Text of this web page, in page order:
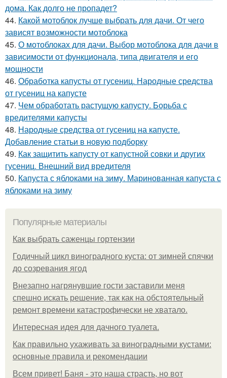
дома. Как долго не пропадет?
44. Какой мотоблок лучше выбрать для дачи. От чего
зависят возможности мотоблока
45. О мотоблоках для дачи. Выбор мотоблока для дачи в
зависимости от функционала, типа двигателя и его
мощности
46. Обработка капусты от гусениц. Народные средства
от гусениц на капусте
47. Чем обработать растущую капусту. Борьба с
вредителями капусты
48. Народные средства от гусениц на капусте.
Добавление статьи в новую подборку
49. Как защитить капусту от капустной совки и других
гусениц. Внешний вид вредителя
50. Капуста с яблоками на зиму. Маринованная капуста с
яблоками на зиму
Популярные материалы
Как выбрать саженцы гортензии
Годичный цикл виноградного куста: от зимней спячки
до созревания ягод
Внезапно нагрянувшие гости заставили меня
спешно искать решение, так как на обстоятельный
ремонт времени катастрофически не хватало.
Интересная идея для дачного туалета.
Как правильно ухаживать за виноградными кустами:
основные правила и рекомендации
Всем привет! Баня - это наша страсть, но вот